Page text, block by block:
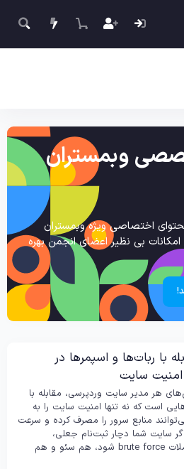
وبمستران
اختصاصی ویژه وبمستران
بی نظیر اعضای انجمن بهره
با ربات‌ها و اسپمرها در
سایت
هر مدیر سایت وردپرسی، مقابله با
است که نه تنها امنیت سایت را به
منابع سرور را مصرف کرده و سرعت
سایت شما دچار ثبت‌نام جعلی،
دیدگاه‌های اسپم، یا حملات brute force شود، هم سئو و هم